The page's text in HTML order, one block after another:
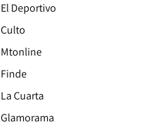
El Deportivo
Culto
Mtonline
Finde
La Cuarta
Glamorama